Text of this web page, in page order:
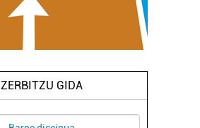
ZERBITZU GIDA